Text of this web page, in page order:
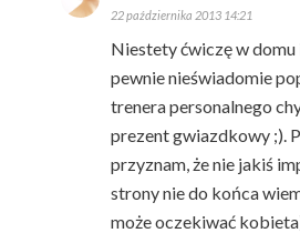
22 października 2013 14:21
Niestety ćwiczę w domu
pewnie nieświadomie
trenera personalnego
prezent gwiazdkowy ;).
przyznam, że nie jakiś
strony nie do końca
może oczekiwać